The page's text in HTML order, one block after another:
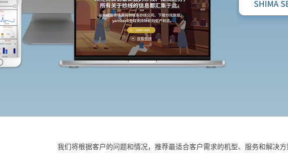
SHIMA
我们将根据客户的问题和情况，推荐最适合客户需求的机型、服务和解决方